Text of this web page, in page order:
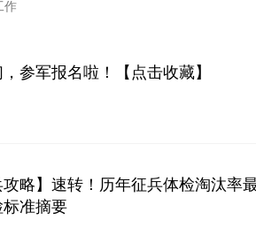
作
参军报名啦！【点击收藏】
攻略】速转！历年征兵体检淘汰
准摘要